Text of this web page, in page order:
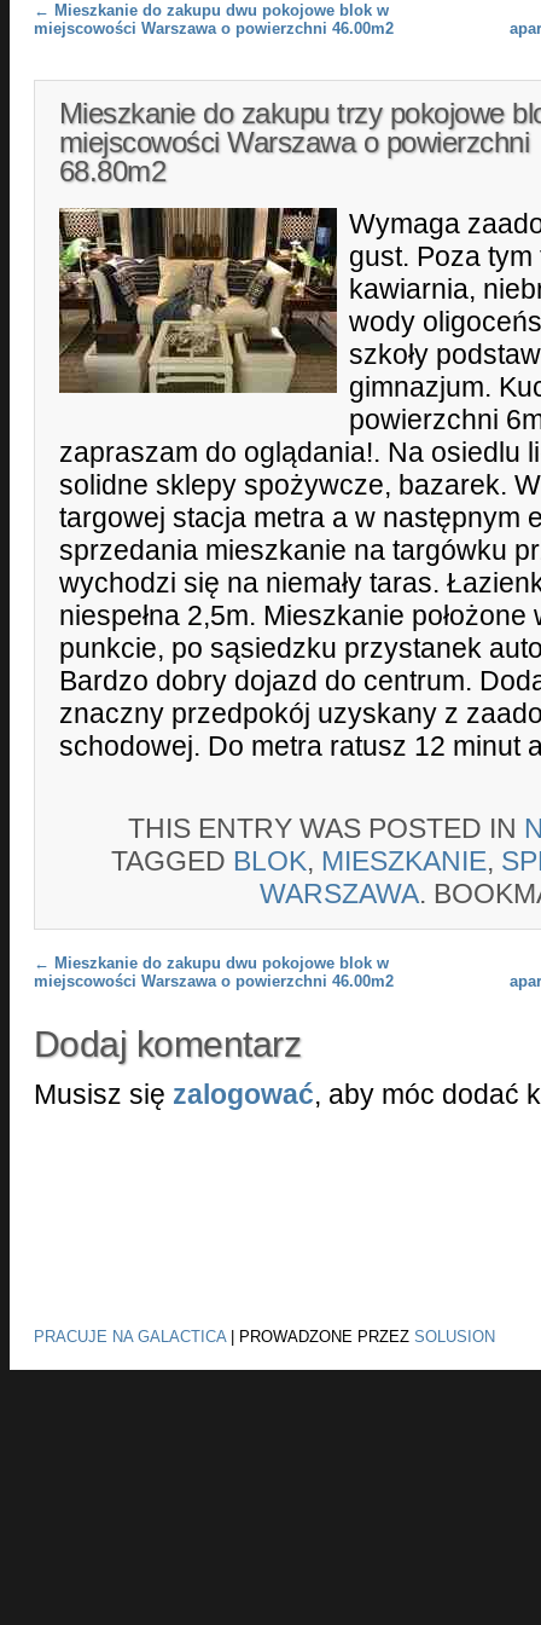
Post navigation
← Mieszkanie do zakupu dwu pokojowe blok w
miejscowości Warszawa o powierzchni 46.00m2
Mieszkanie do zakupu trzy pokojowe
miejscowości Warszawa o powierzchni
68.80m2
Wymaga
gust. Poza
kawiarnia,
wody
szkoły
gimnazjum.
powierzchni
zapraszam do oglądania!. Na osiedlu
solidne sklepy spożywcze, bazarek.
targowej stacja metra a w następnym
sprzedania mieszkanie na targówku
wychodzi się na niemały taras.
niespełna 2,5m. Mieszkanie
punkcie, po sąsiedzku przystanek
Bardzo dobry dojazd do centrum.
znaczny przedpokój uzyskany z
schodowej. Do metra ratusz 12 minut
THIS ENTRY WAS POSTED IN
TAGGED BLOK, MIESZKANIE,
WARSZAWA.
Post navigation
← Mieszkanie do zakupu dwu pokojowe blok w
miejscowości Warszawa o powierzchni 46.00m2
Dodaj komentarz
Musisz się zalogować, aby móc dodać
PRACUJE NA GALACTICA| PROWADZONE PRZEZ SOLUSION